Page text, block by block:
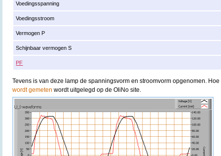
Voedingsspanning
Voedingsstroom
Vermogen P
Schijnbaar vermogen S
PF
Tevens is van deze lamp de spanningsvorm en stroomvorm opgenomen. Hoe
wordt gemeten wordt uitgelegd op de OliNo site.